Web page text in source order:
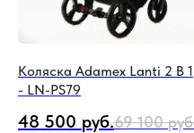
Коляска Adamex Lanti 2 В 1
- LN-PS79
48 500 руб.69 100